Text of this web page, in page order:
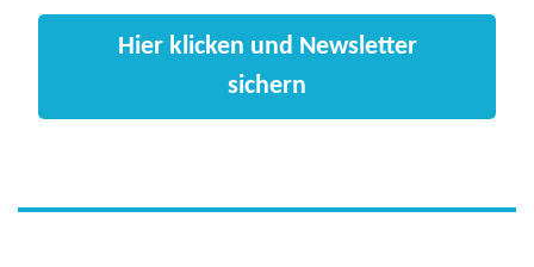
Hier klicken und Newsletter
sichern